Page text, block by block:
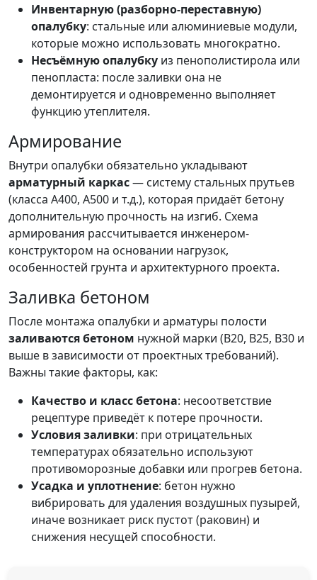
Инвентарную (разборно-переставную)
опалубку: стальные или алюминиевые модули,
которые можно использовать многократно.
Несъёмную опалубку из пенополистирола или
пенопласта: после заливки она не
демонтируется и одновременно выполняет
функцию утеплителя.
Армирование
Внутри опалубки обязательно укладывают
арматурный каркас— систему стальных прутьев
(класса А400, А500 и т.д.), которая придаёт бетону
дополнительную прочность на изгиб. Схема
армирования рассчитывается инженером-
конструктором на основании нагрузок,
особенностей грунта и архитектурного проекта.
Заливка бетоном
После монтажа опалубки и арматуры полости
заливаются бетоном нужной марки (B20, B25, B30 и
выше в зависимости от проектных требований).
Важны такие факторы, как:
Качество и класс бетона: несоответствие
рецептуре приведёт к потере прочности.
Условия заливки: при отрицательных
температурах обязательно используют
противоморозные добавки или прогрев бетона.
Усадка и уплотнение: бетон нужно
вибрировать для удаления воздушных пузырей,
иначе возникает риск пустот (раковин) и
снижения несущей способности.